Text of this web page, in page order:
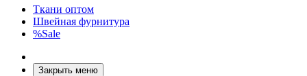
Ткани оптом
Швейная фурнитура
%Sale
Закрыть меню